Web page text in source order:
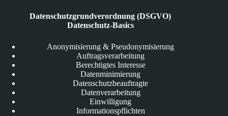
Datenschutzgrundverordnung (DSGVO)
Datenschutz-Basics
Anonymisierung & Pseudonymisierung
Auftragsverarbeitung
Berechtigtes Interesse
Datenminimierung
Datenschutzbeauftragte
Datenverarbeitung
Einwilligung
Informationspflichten